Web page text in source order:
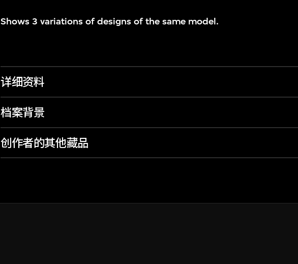
Shows 3 variations of designs of the same model.
详细资料
档案背景
创作者的其他藏品